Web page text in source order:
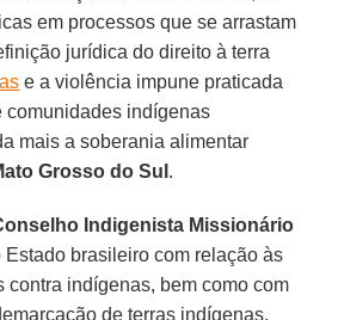
em processos que se arrastam
jurídica do direito à terra
e a violência impune praticada
comunidades indígenas
mais a soberania alimentar
Grosso do Sul .
Indigenista Missionário
Estado brasileiro com relação às
contra indígenas, bem como com
de terras indígenas,